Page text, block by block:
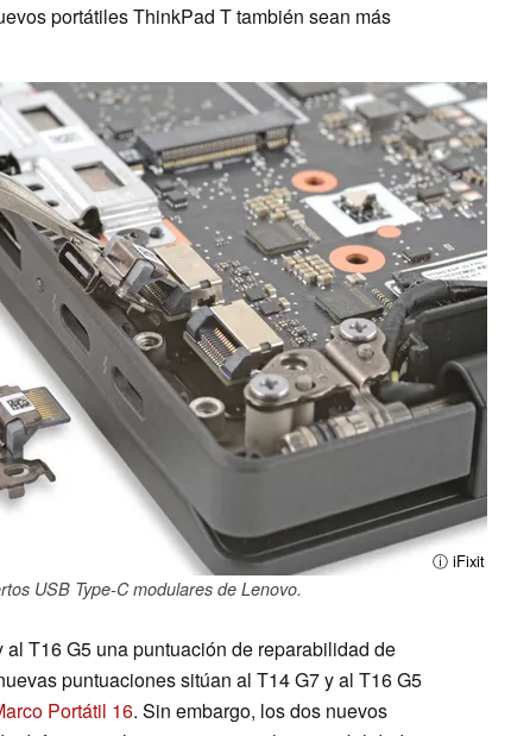
portátiles ThinkPad T también sean más
ⓘ iFixit
USB Type-C modulares de Lenovo.
T16 G5 una puntuación de reparabilidad de
puntuaciones sitúan al T14 G7 y al T16 G5
Portátil 16. Sin embargo, los dos nuevos